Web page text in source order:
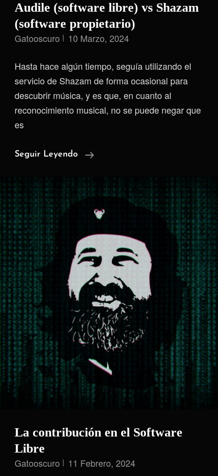
Audile (software libre) vs Shazam
(software propietario)
Gatooscuro 10 Marzo, 2024
Hasta hace algún tiempo, seguía utilizando el
servicio de Shazam de forma ocasional para
descubrir música, y es que, en cuanto al
reconocimiento musical, no se puede negar que
es
Seguir Leyendo
Audile
Libre)
Vs
Shazam
Propietario)
La contribución en el Software
Libre
Gatooscuro 11 Febrero, 2024